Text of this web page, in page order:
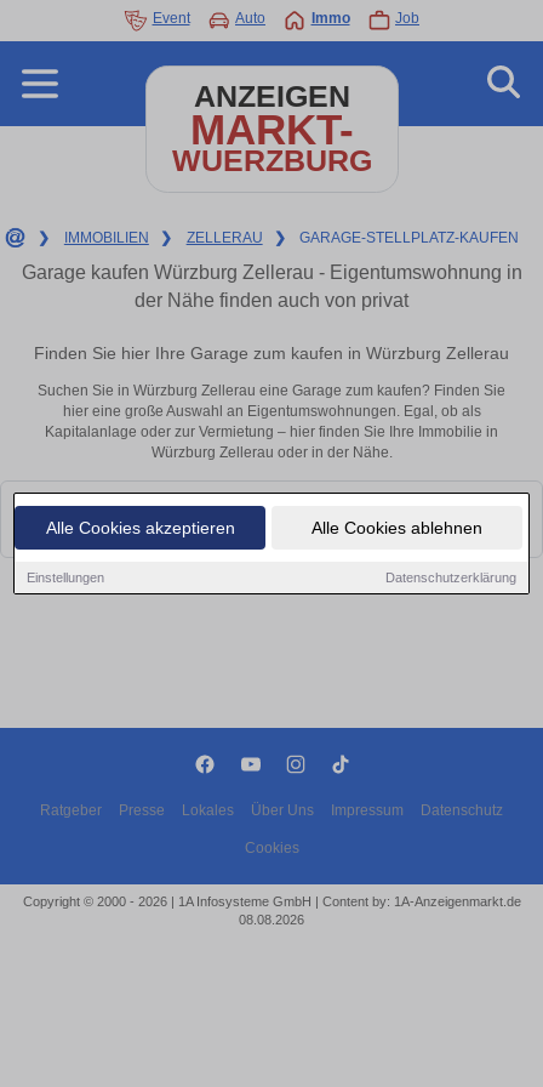
Alle Cookies akzeptieren Alle Cookies ablehnen
Einstellungen Datenschutzerklärung
Event Auto Immo Job
ANZEIGEN
MARKT-
WUERZBURG
❯ IMMOBILIEN ❯ ZELLERAU ❯ GARAGE-STELLPLATZ-KAUFEN
Garage kaufen Würzburg Zellerau - Eigentumswohnung in
der Nähe finden auch von privat
Finden Sie hier Ihre Garage zum kaufen in Würzburg Zellerau
Suchen Sie in Würzburg Zellerau eine Garage zum kaufen? Finden Sie
hier eine große Auswahl an Eigentumswohnungen. Egal, ob als
Kapitalanlage oder zur Vermietung – hier finden Sie Ihre Immobilie in
Würzburg Zellerau oder in der Nähe.
Leider konnten wir derzeit keine passenden Objekte finden. Schauen Sie
bald wieder vorbei!
Ratgeber Presse Lokales Über Uns Impressum Datenschutz
Cookies
Copyright © 2000 - 2026 | 1A Infosysteme GmbH | Content by: 1A-Anzeigenmarkt.de
08.08.2026